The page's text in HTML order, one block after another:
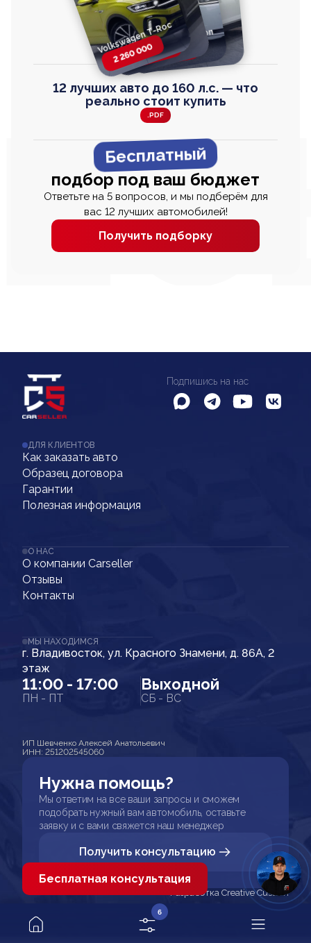
Volkswagen T-Roc
2 260 000
Toyota Harrier
2 820 000
Honda Step Wagon
2 820 000
Volkswagen
TAYRON
2 670 000
12 лучших авто до 160 л.с. — что
реально стоит купить
.PDF
Бесплатный
подбор под ваш бюджет
Ответьте на 5 вопросов, и мы подберём для
вас 12 лучших автомобилей!
Получить подборку
Подпишись на нас
ДЛЯ КЛИЕНТОВ
Как заказать авто
Образец договора
Гарантии
Полезная информация
О НАС
О компании Carseller
Отзывы
Контакты
МЫ НАХОДИМСЯ
г. Владивосток, ул. Красного Знамени, д. 86А, 2
этаж
11:00 - 17:00
ПН - ПТ
Выходной
СБ - ВС
ИП Шевченко Алексей Анатольевич
ИНН: 251202545060
Нужна помощь?
Мы ответим на все ваши запросы и сможем
подобрать нужный вам автомобиль, оставьте
заявку и с вами свяжется наш менеджер
Получить консультацию
Разработка Creative Custom
6
Бесплатная консультация